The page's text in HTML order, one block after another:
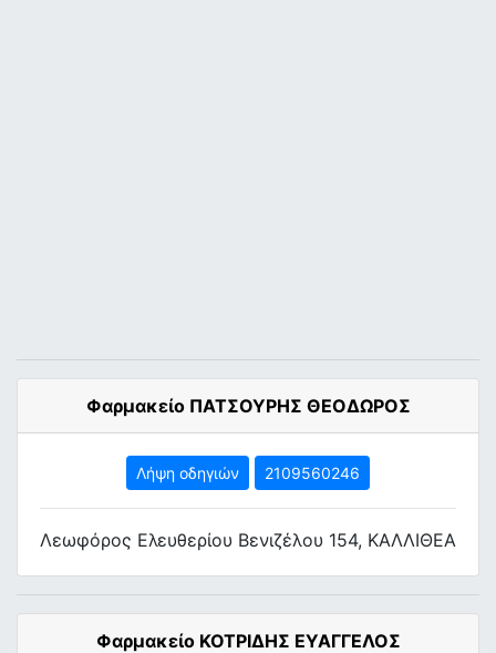
Φαρμακείο ΠΑΤΣΟΥΡΗΣ ΘΕΟΔΩΡΟΣ
Λήψη οδηγιών 2109560246
Λεωφόρος Ελευθερίου Βενιζέλου 154, ΚΑΛΛΙΘΕΑ
Φαρμακείο ΚΟΤΡΙΔΗΣ ΕΥΑΓΓΕΛΟΣ